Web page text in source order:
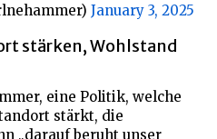
January 3, 2025
stärken, Wohlstand
eine Politik, welche
stärkt, die
„darauf beruht unser